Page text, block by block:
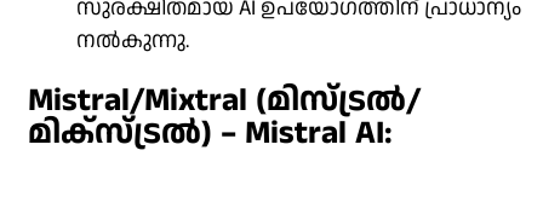
സുരക്ഷിതമായ AI ഉപയോഗത്തിന് പ്രാധാന്യം
നൽകുന്നു.
Mistral/Mixtral (മിസ്ട്രൽ/
മിക്‌സ്ട്രൽ) – Mistral AI: